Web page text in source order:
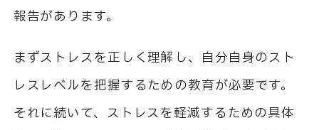
報告があります。
まずストレスを正しく理解し、自分自身のスト
レスレベルを把握するための教育が必要です。
それに続いて、ストレスを軽減するための具体